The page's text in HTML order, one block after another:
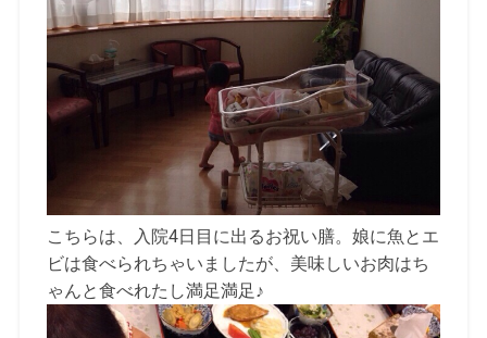
こちらは、入院4日目に出るお祝い膳。娘に魚とエ
ビは食べられちゃいましたが、美味しいお肉はち
ゃんと食べれたし満足満足♪